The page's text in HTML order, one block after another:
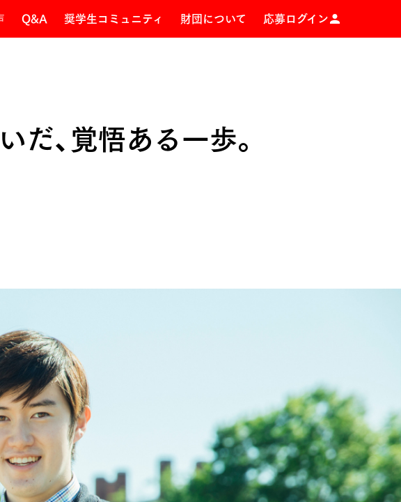
Q&A 奨学生コミュニティ 財団について 応募ログイン
、覚悟ある一歩。